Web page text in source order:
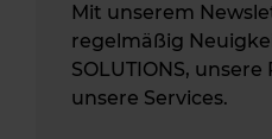
Mit unserem
regelmäßig
SOLUTIONS,
unsere Services.